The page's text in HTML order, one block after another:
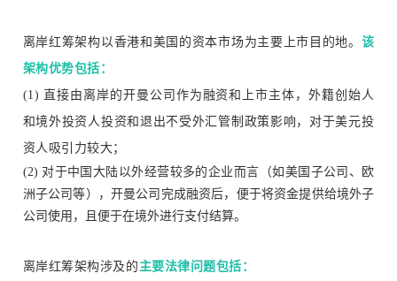
离岸红筹架构以香港和美国的资本市场为主要上市目的地。 该
架构优势包括：
(1) 直接由离岸的开曼公司作为融资和上市主体，外籍创始人
和境外投资人投资和退出不受外汇管制政策影响，对于美元投
资人吸引力较大；
(2) 对于中国大陆以外经营较多的企业而言（如美国子公司、欧
洲子公司等），开曼公司完成融资后，便于将资金提供给境外子
公司使用，且便于在境外进行支付结算。
离岸红筹架构涉及的 主要法律问题包括：